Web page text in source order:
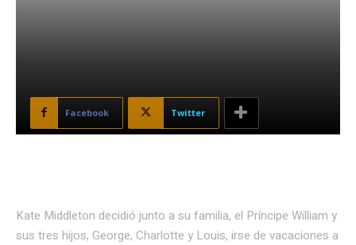
Facebook Twitter
Kate Middleton decidió junto a su familia, el Príncipe William y
sus tres hijos, George, Charlotte y Louis, irse de vacaciones a